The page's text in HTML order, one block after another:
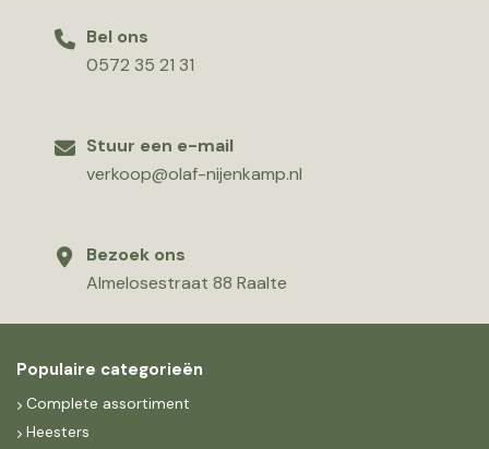
Bel ons
0572 35 21 31
Stuur een e-mail
verkoop@olaf-nijenkamp.nl
Bezoek ons
Almelosestraat 88 Raalte
Populaire categorieën
Complete assortiment
Heesters